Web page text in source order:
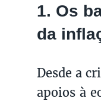
1. Os
da
Desde a
apoios à